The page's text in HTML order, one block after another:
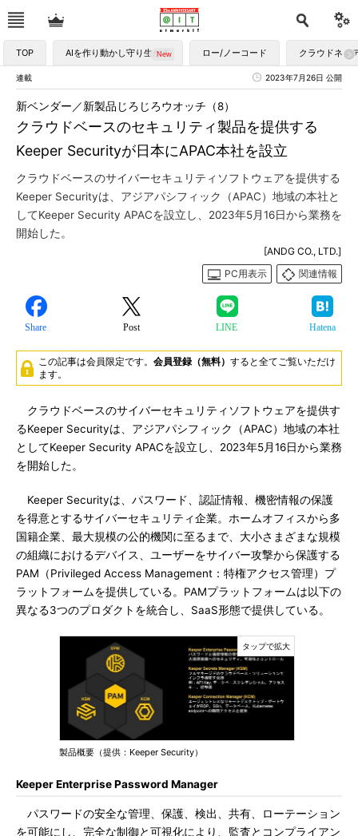
TOP AIを作り動かし守り生かす ロー/ノーコード クラウドネイ
連載 2023年7月26日 公開
クラウドベースのセキュリティ製品を提供する
Keeper Securityが日本にAPAC本社を設立
新ベンダー／新製品じろじろウオッチ（8）
クラウドベースのサイバーセキュリティソフトウェアを提供する
Keeper Securityは、アジアパシフィック（APAC）地域の本社と
してKeeper Security APACを設立し、2023年5月16日から業務を
開始した。
[ANDG CO., LTD.]
PC用表示
関連情報
Share Post LINE Hatena
この記事は会員限定です。 会員登録（無料） すると全てご覧いただけ
ます。
クラウドベースのサイバーセキュリティソフトウェアを提供す
るKeeper Securityは、アジアパシフィック（APAC）地域の本社
としてKeeper Security APACを設立し、2023年5月16日から業務
を開始した。
Keeper Securityは、パスワード、認証情報、機密情報の保護
を得意とするサイバーセキュリティ企業。ホームオフィスから多
国籍企業、最大規模の公的機関に至るまで、大小さまざまな規模
の組織におけるデバイス、ユーザーをサイバー攻撃から保護する
PAM（Privileged Access Management：特権アクセス管理）プ
ラットフォームを提供している。PAMプラットフォームは以下の
異なる3つのプロダクトを統合し、SaaS形態で提供している。
製品概要（提供：Keeper Security）
Keeper Enterprise Password Manager
パスワードの安全な管理、保護、検出、共有、ローテーション
を可能にし、完全な制御と可視化により、監査とコンプライアン